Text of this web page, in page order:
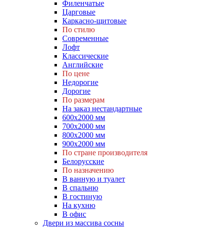
Филенчатые
Царговые
Каркасно-щитовые
По стилю
Современные
Лофт
Классические
Английские
По цене
Недорогие
Дорогие
По размерам
На заказ нестандартные
600х2000 мм
700х2000 мм
800х2000 мм
900х2000 мм
По стране производителя
Белорусские
По назначению
В ванную и туалет
В спальню
В гостиную
На кухню
В офис
Двери из массива сосны